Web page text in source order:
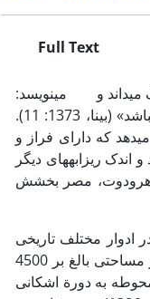
Full Text
می­داند و می­نویسد:
«...­هرگاه این بندها بسته باشد، اندر همة عالم هیچ شهر به نعمت و خوشی سیستان نباشد» (بی­نا، 1373: 11).
که دارای فراز و
ریزابه­های دیگر
هرودوت، مصر بخشش
ادوار مختلف تاریخی
بیش­از­پیش آشکار ساخت. در فاز نخست این بررسی که در نیمة شمالی سیستان و در مساحتی بالغ بر 4500
مربع صورت گرفت، 808 محوطة باستانی شناسایی شد که از این تعداد 188 محوطه به دورة اشکانی